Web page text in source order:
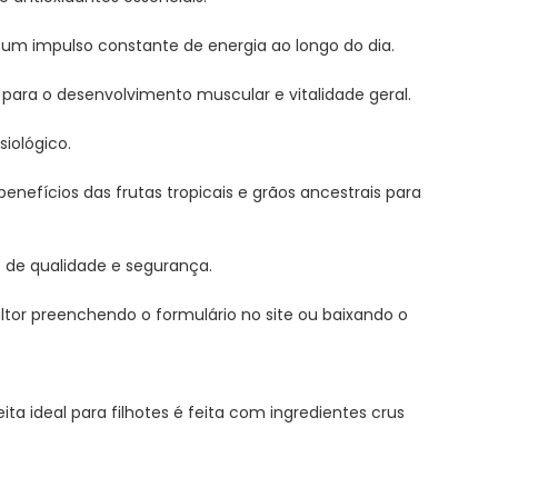
impulso constante de energia ao longo do dia.
o desenvolvimento muscular e vitalidade geral.
das frutas tropicais e grãos ancestrais para
qualidade e segurança.
preenchendo o formulário no site ou baixando o
ideal para filhotes é feita com ingredientes crus